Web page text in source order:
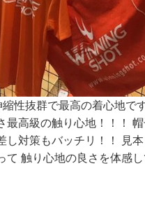
性抜群で最高の着心地で
最高級の触り心地！！！
し対策もバッチリ！！ 見
て 触り心地の良さを体感